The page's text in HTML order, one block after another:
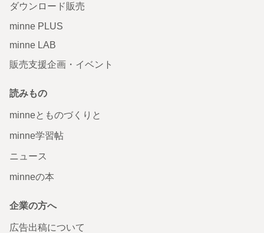
ダウンロード販売
minne PLUS
minne LAB
販売支援企画・イベント
読みもの
minneとものづくりと
minne学習帖
ニュース
minneの本
企業の方へ
広告出稿について